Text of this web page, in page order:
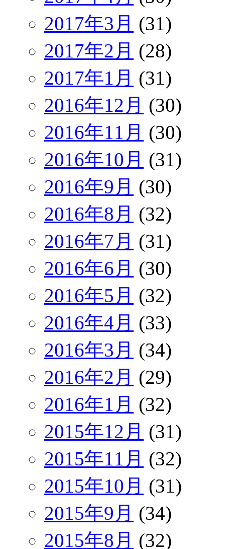
2017年3月 (31)
2017年2月 (28)
2017年1月 (31)
2016年12月 (30)
2016年11月 (30)
2016年10月 (31)
2016年9月 (30)
2016年8月 (32)
2016年7月 (31)
2016年6月 (30)
2016年5月 (32)
2016年4月 (33)
2016年3月 (34)
2016年2月 (29)
2016年1月 (32)
2015年12月 (31)
2015年11月 (32)
2015年10月 (31)
2015年9月 (34)
2015年8月 (32)